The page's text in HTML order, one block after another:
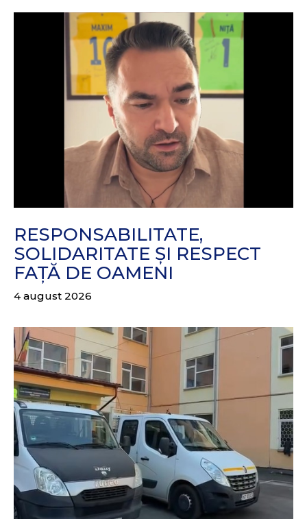
RESPONSABILITATE,
SOLIDARITATE ȘI RESPECT
FAȚĂ DE OAMENI
4 august 2026